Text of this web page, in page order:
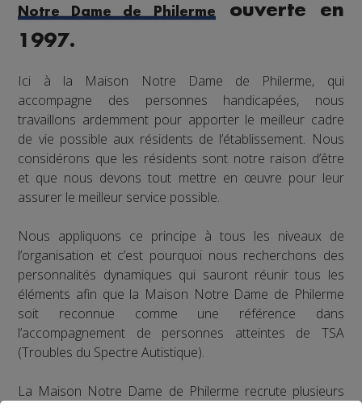
Notre Dame de Philerme
ouverte en
1997.
Ici à la Maison Notre Dame de Philerme, qui
accompagne des personnes handicapées, nous
travaillons ardemment pour apporter le meilleur cadre
de vie possible aux résidents de l’établissement. Nous
considérons que les résidents sont notre raison d’être
et que nous devons tout mettre en œuvre pour leur
assurer le meilleur service possible.
Nous appliquons ce principe à tous les niveaux de
l’organisation et c’est pourquoi nous recherchons des
personnalités dynamiques qui sauront réunir tous les
éléments afin que la Maison Notre Dame de Philerme
soit reconnue comme une référence dans
l’accompagnement de personnes atteintes de TSA
(Troubles du Spectre Autistique).
La Maison Notre Dame de Philerme recrute plusieurs